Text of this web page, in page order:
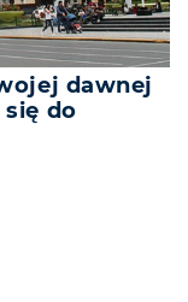
dawnej
do